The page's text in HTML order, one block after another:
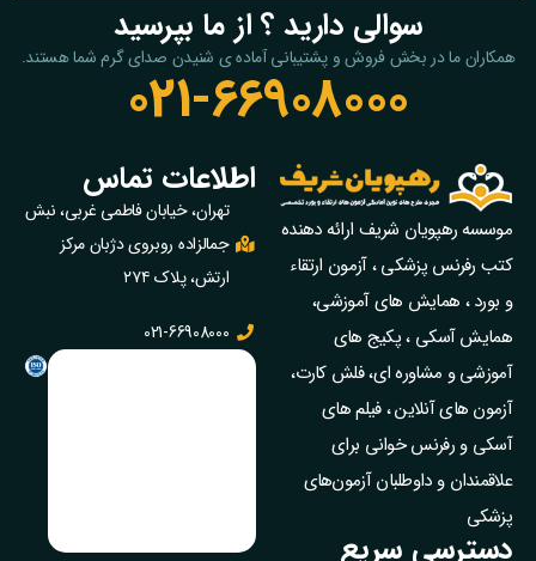
سوالی دارید ؟ از ما بپرسید
همکاران ما در بخش فروش و پشتیبانی آماده ی شنیدن صدای گرم شما هستند.
021-66908000
موسسه رهپویان شریف ارائه دهنده
کتب رفرنس پزشکی ، آزمون ارتقاء
و بورد ، همایش های آموزشی،
همایش آسکی ، پکیج‌ های
آموزشی و مشاوره‌ ای، فلش کارت،
آزمون‌ های آنلاین ، فیلم‌ های
آسکی و رفرنس خوانی برای
علاقمندان و داوطلبان آزمون‌های
پزشکی
دسترسی سریع
اطلاعات تماس
تهران، خیابان فاطمی غربی، نبش
جمالزاده روبروی دژبان مرکز
ارتش، پلاک ۲۷۴
021-66908000